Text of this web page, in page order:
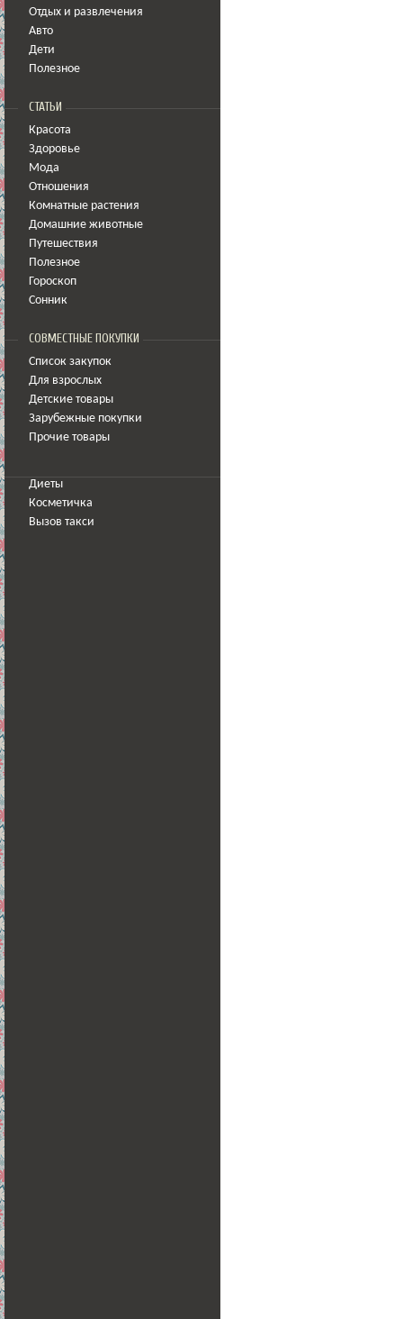
Отдых и развлечения
Авто
Дети
Полезное
СТАТЬИ
Красота
Здоровье
Мода
Отношения
Комнатные растения
Домашние животные
Путешествия
Полезное
Гороскоп
Сонник
СОВМЕСТНЫЕ ПОКУПКИ
Список закупок
Для взрослых
Детские товары
Зарубежные покупки
Прочие товары
Диеты
Косметичка
Вызов такси